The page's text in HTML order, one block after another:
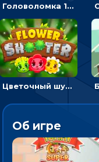
Головоломка 10х10
Цветочный шутер: стрелять пчелками по цветам
Об игре